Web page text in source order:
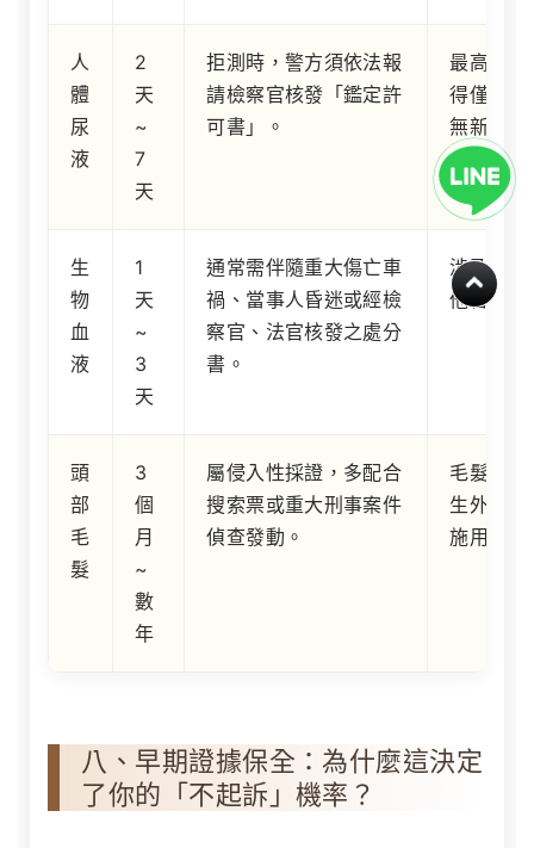
人
體
尿
液
2
天
~
7
天
拒測時，警方須依法報
請檢察官核發「鑑定許
可書」。
最高法
得僅憑當
無新犯罪
生
物
血
液
1
天
~
3
天
通常需伴隨重大傷亡車
禍、當事人昏迷或經檢
察官、法官核發之處分
書。
涉及高度
他替代手
頭
部
毛
髮
3
個
月
~
數
年
屬侵入性採證，多配合
搜索票或重大刑事案件
偵查發動。
毛髮檢驗
生外部表
施用之指
八、早期證據保全：為什麼這決定
了你的「不起訴」機率？